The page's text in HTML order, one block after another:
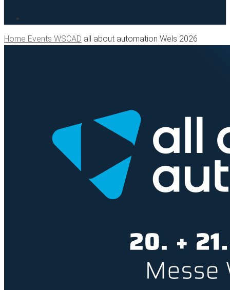
Home Events WSCAD all about automation Wels 2026